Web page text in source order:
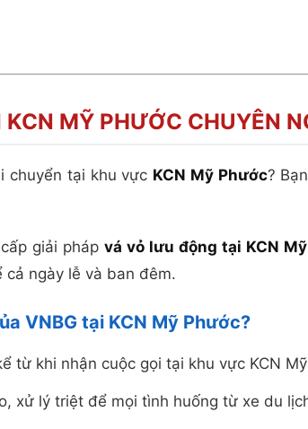
MỸ PHƯỚC CHUYÊN
chuyển tại khu vực KCN Mỹ Phước?
giải pháp vá vỏ lưu động tại KCN
cả ngày lễ và ban đêm.
VNBG tại KCN Mỹ Phước?
từ khi nhận cuộc gọi tại khu vực KCN
xử lý triệt để mọi tình huống từ xe du